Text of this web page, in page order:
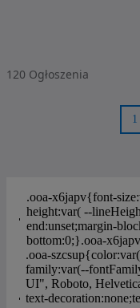
120 Ogłoszenia
1